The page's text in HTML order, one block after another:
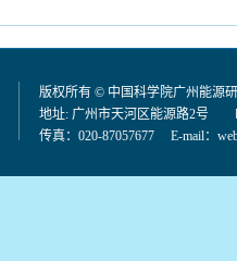
版权所有 © 中国科学院广州能源
地址: 广州市天河区能源路2号
传真：020-87057677 E-mail：